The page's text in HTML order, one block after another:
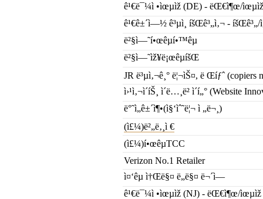
ê¹€ë¯¼ì •ìœµìž (DE) - ëŒ€ì¶œ/ìœµìž
ê¹€ê±´ì—½ ê³µì¸ íšŒê³„ì‚¬ -
ë²§ì—˜í•œêµ­í•™êµ
ë²§ì—˜ìž¥ë¡œêµíšŒ
JR ë³µì‚¬ê¸° ë¦¬ìŠ¤, ë Œíƒˆ (copiers
ì›¹ì‚¬ì´íŠ¸ ì´ë…¸ë² ì´í„° (Website
ë°˜ì„ê±´ì¶•(ì§‘ìˆ˜ë¦¬ ì „ë¬¸)
(ì£¼)ë²„ë‚¸ì €
(ì£¼)í•œêµ­TCC
Verizon No.1 Retailer
ì¤‘êµ­ ì†Œë§¤ ë„ë§¤ ë¬´ì—­
ê¹€ë¯¼ì •ìœµìž (NJ) - ëŒ€ì¶œ/ìœµìž